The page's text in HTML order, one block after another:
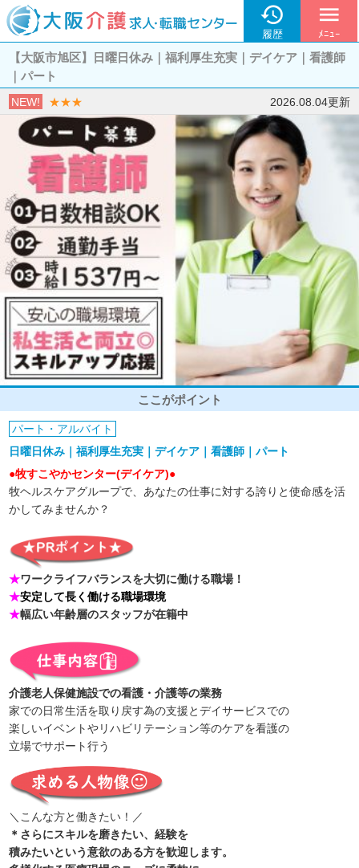

履歴
menu
ﾒﾆｭｰ
【大阪市旭区】日曜日休み｜福利厚生充実｜デイケア｜看護師
｜パート
NEW! ★★★ 2026.08.04更新
ここがポイント
パート・アルバイト
日曜日休み｜福利厚生充実｜デイケア｜看護師｜パート
●牧すこやかセンター(デイケア)●
牧ヘルスケアグループで、あなたの仕事に対する誇りと使命感を活
かしてみませんか？
★ワークライフバランスを大切に働ける職場！
★安定して長く働ける職場環境
★幅広い年齢層のスタッフが在籍中
介護老人保健施設での看護・介護等の業務
家での日常生活を取り戻す為の支援とデイサービスでの
楽しいイベントやリハビリテーション等のケアを看護の
立場でサポート行う
＼こんな方と働きたい！／
＊さらにスキルを磨きたい、経験を
積みたいという意欲のある方を歓迎します。